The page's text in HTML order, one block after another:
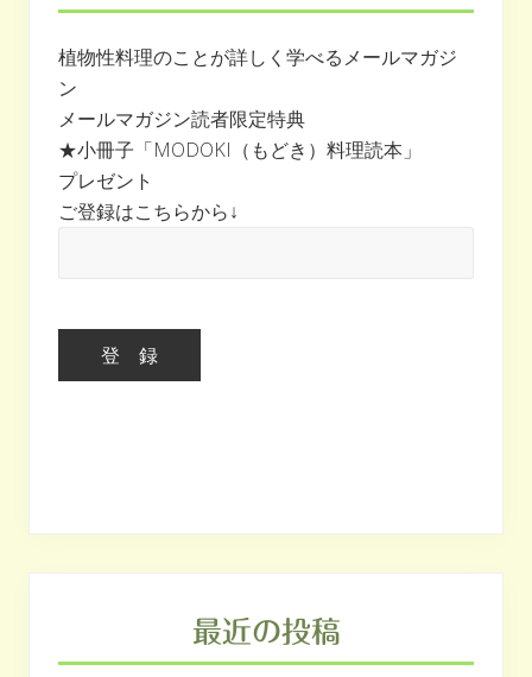
植物性料理のことが詳しく学べるメールマガジ
ン
メールマガジン読者限定特典
★小冊子「MODOKI（もどき）料理読本」
プレゼント
ご登録はこちらから↓
最近の投稿